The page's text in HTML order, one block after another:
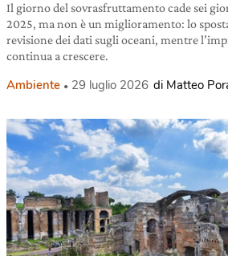
Il giorno del sovrasfruttamento cade sei
2025, ma non è un miglioramento: lo
revisione dei dati sugli oceani, mentre
continua a crescere.
Ambiente 29 luglio 2026 di Matteo